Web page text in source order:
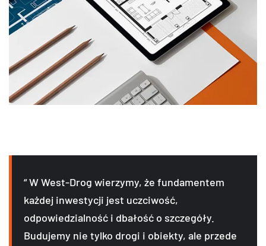
“ W West-Drog wierzymy, że fundamentem
każdej inwestycji jest uczciwość,
odpowiedzialność i dbałość o szczegóły.
Budujemy nie tylko drogi i obiekty, ale przede